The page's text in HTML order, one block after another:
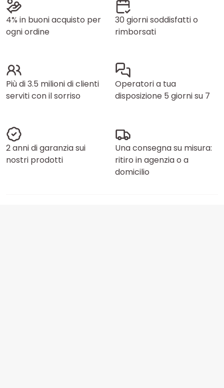
4% in buoni acquisto per
ogni ordine
30 giorni soddisfatti o
rimborsati
Più di 3.5 milioni di clienti
serviti con il sorriso
Operatori a tua
disposizione 5 giorni su 7
2 anni di garanzia sui
nostri prodotti
Una consegna su misura:
ritiro in agenzia o a
domicilio